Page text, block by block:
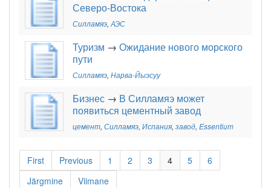
Северо-Востока
Силламяэ,АЭС
Туризм → Ожидание нового морского
пути
Силламяэ, Нарва-Йыэсуу
Бизнес → В Силламяэ может
появиться цементный завод
цемент, Силламяэ, Испания, завод, Essentium
First Previous 1 2 3 4 5
6
Järgmine
Viimane